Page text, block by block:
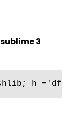
3
h